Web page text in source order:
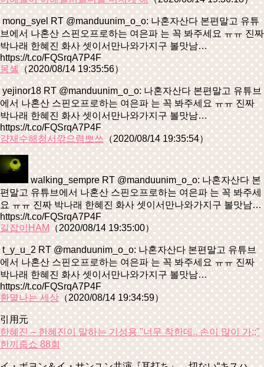
mong_syel RT @manduunim_o_o: 나혼자산다 본편말고 유튜
브에서 나혼산 스핀오프로하는 여은파 는 꼭 봐주세요 ㅠㅠ 진짜
박나래 한혜진 화사 셋이서만나와가지구 볼맛남…
https://t.co/FQSrqA7P4F
몽셸 （2020/08/14 19:35:56）
yejinor18 RT @manduunim_o_o: 나혼자산다 본편말고 유튜브
에서 나혼산 스핀오프로하는 여은파 는 꼭 봐주세요 ㅠㅠ 진짜
박나래 한혜진 화사 셋이서만나와가지구 볼맛남…
https://t.co/FQSrqA7P4F
걍재수해청서깎으렴뽀쓰（2020/08/14 19:35:54）
walking_sempre RT @manduunim_o_o: 나혼자산다 본
편말고 유튜브에서 나혼산 스핀오프로하는 여은파 는 꼭 봐주세
요 ㅠㅠ 진짜 박나래 한혜진 화사 셋이서만나와가지구 볼맛남…
https://t.co/FQSrqA7P4F
길잡이HAM（2020/08/14 19:35:00）
t_y_u_2 RT @manduunim_o_o: 나혼자산다 본편말고 유튜브
에서 나혼산 스핀오프로하는 여은파 는 꼭 봐주세요 ㅠㅠ 진짜
박나래 한혜진 화사 셋이서만나와가지구 볼맛남…
https://t.co/FQSrqA7P4F
환멸나는 세상（2020/08/14 19:34:59）
引用元
한혜진 – 한혜진이 말하는 기성용 "너무 착한데.. 손이 많이 가;;"
한끼줍쇼 88회